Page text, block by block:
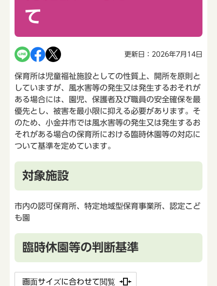
て
更新日：2026年7月14日
保育所は児童福祉施設としての性質上、開所を原則と
していますが、風水害等の発生又は発生するおそれが
ある場合には、園児、保護者及び職員の安全確保を最
優先とし、被害を最小限に抑える必要があります。そ
のため、小金井市では風水害等の発生又は発生するお
それがある場合の保育所における臨時休園等の対応に
ついて基準を定めています。
対象施設
市内の認可保育所、特定地域型保育事業所、認定こど
も園
臨時休園等の判断基準
画面サイズに合わせて閲覧